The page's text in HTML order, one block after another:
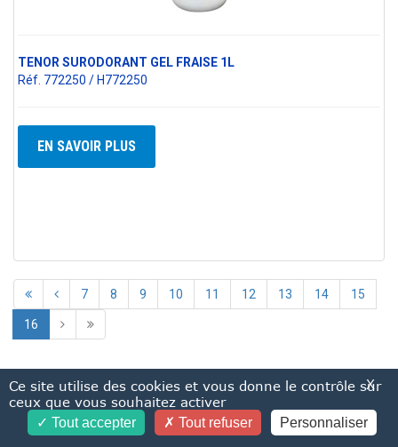
TENOR SURODORANT GEL FRAISE 1L
Réf. 772250 / H772250
EN SAVOIR PLUS
7 8 9 10 11 12 13 14 15
16
ADIS
X
Ce site utilise des cookies et vous donne le contrôle sur
ceux que vous souhaitez activer
Tout accepter Tout refuser Personnaliser